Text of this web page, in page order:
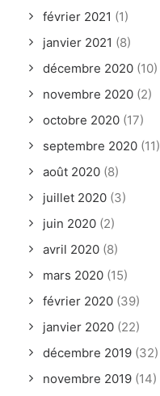
février 2021 (1)
janvier 2021 (8)
décembre 2020 (10)
novembre 2020 (2)
octobre 2020 (17)
septembre 2020 (11)
août 2020 (8)
juillet 2020 (3)
juin 2020 (2)
avril 2020 (8)
mars 2020 (15)
février 2020 (39)
janvier 2020 (22)
décembre 2019 (32)
novembre 2019 (14)